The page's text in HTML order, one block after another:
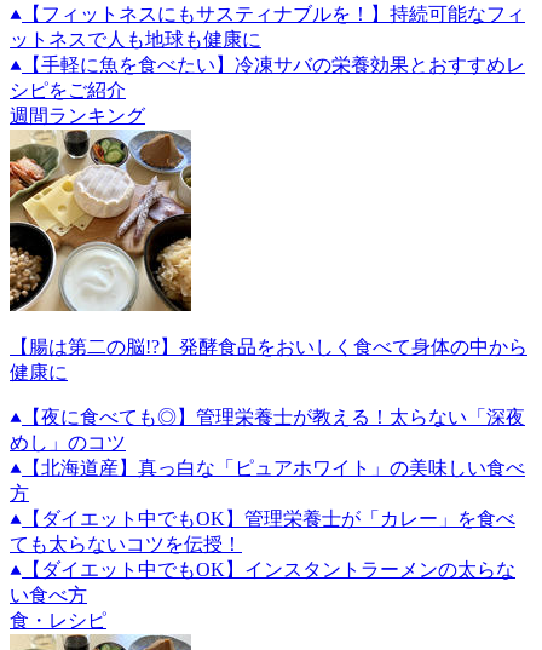
【フィットネスにもサスティナブルを！】持続可能なフィ
ットネスで人も地球も健康に
【手軽に魚を食べたい】冷凍サバの栄養効果とおすすめレ
シピをご紹介
週間ランキング
【腸は第二の脳!?】発酵食品をおいしく食べて身体の中から
健康に
【夜に食べても◎】管理栄養士が教える！太らない「深夜
めし」のコツ
【北海道産】真っ白な「ピュアホワイト」の美味しい食べ
方
【ダイエット中でもOK】管理栄養士が「カレー」を食べ
ても太らないコツを伝授！
【ダイエット中でもOK】インスタントラーメンの太らな
い食べ方
食・レシピ